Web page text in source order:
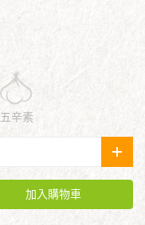
五辛素
+
加入購物車